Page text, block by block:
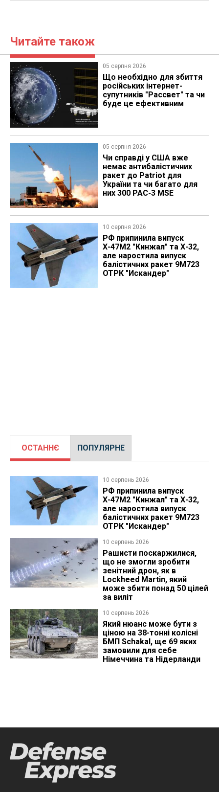
Читайте також
05 серпня 2026
Що необхідно для збиття
російських інтернет-
супутників "Рассвет" та чи
буде це ефективним
05 серпня 2026
Чи справді у США вже
немає антибалістичних
ракет до Patriot для
України та чи багато для
них 300 PAC-3 MSE
10 серпня 2026
РФ припинила випуск
Х-47М2 "Кинжал" та Х-32,
але наростила випуск
балістичних ракет 9М723
ОТРК "Искандер"
ОСТАННЄ ПОПУЛЯРНЕ
10 серпень 2026
РФ припинила випуск
Х-47М2 "Кинжал" та Х-32,
але наростила випуск
балістичних ракет 9М723
ОТРК "Искандер"
10 серпень 2026
Рашисти поскаржилися,
що не змогли зробити
зенітний дрон, як в
Lockheed Martin, який
може збити понад 50 цілей
за виліт
10 серпень 2026
Який нюанс може бути з
ціною на 38-тонні колісні
БМП Schakal, ще 69 яких
замовили для себе
Німеччина та Нідерланди